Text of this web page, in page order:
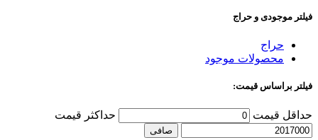
فیلتر موجودی و حراج
حراج
محصولات موجود
فیلتر براساس قیمت:
حداقل قیمت حداكثر قيمت
صافی